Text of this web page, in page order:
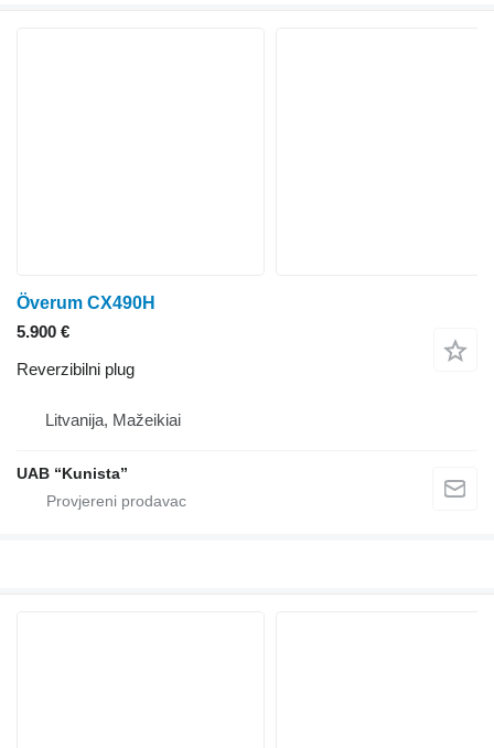
Överum CX490H
5.900 €
Reverzibilni plug
Litvanija, Mažeikiai
UAB “Kunista”